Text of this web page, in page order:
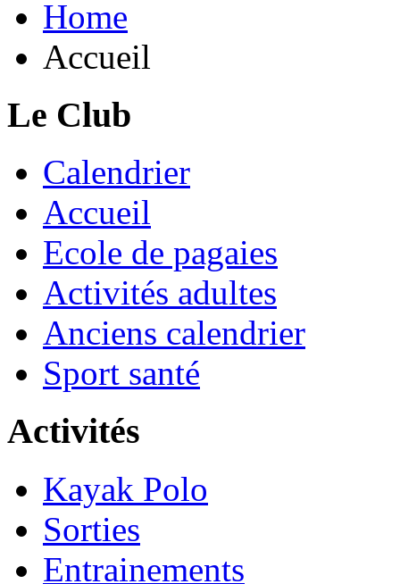
Home
Accueil
Le Club
Calendrier
Accueil
Ecole de pagaies
Activités adultes
Anciens calendrier
Sport santé
Activités
Kayak Polo
Sorties
Entrainements